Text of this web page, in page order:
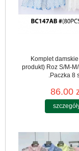
Komplet
produkt) Roz S/M-
.Paczka 8
86.00